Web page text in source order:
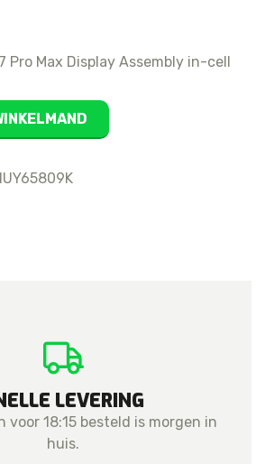
Pro Max Display Assembly in-cell
LEVERING
voor 18:15 besteld is morgen in
huis.